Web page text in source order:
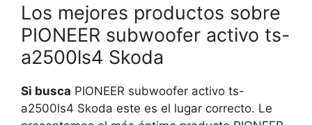
Los mejores productos sobre
PIONEER subwoofer activo ts-
a2500ls4 Skoda
Si busca PIONEER subwoofer activo ts-
a2500ls4 Skoda este es el lugar correcto. Le